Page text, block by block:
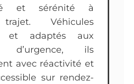
et sérénité à
Véhicules
et adaptés aux
d’urgence, ils
avec réactivité et
sur rendez-